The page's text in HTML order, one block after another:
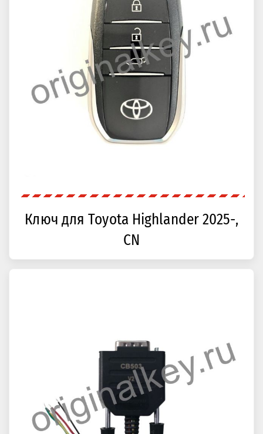
Ключ для Toyota Highlander 2025-,
CN